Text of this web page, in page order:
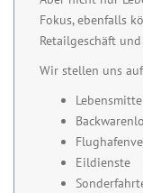
Fokus, ebenfalls
Retailgeschäft
Wir stellen uns
Eildienste